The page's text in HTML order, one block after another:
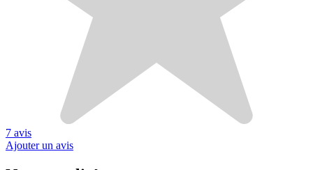
7 avis
Ajouter un avis